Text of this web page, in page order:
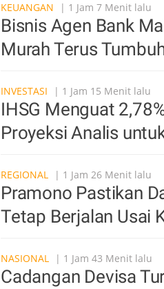
KEUANGAN | 1 Jam 7 Menit lalu
Bisnis Agen Bank
Murah Terus
INVESTASI | 1 Jam 15 Menit lalu
IHSG Menguat
Proyeksi Analis
REGIONAL | 1 Jam 26 Menit lalu
Pramono Pastikan
Tetap Berjalan Usai
NASIONAL | 1 Jam 43 Menit lalu
Cadangan Devisa